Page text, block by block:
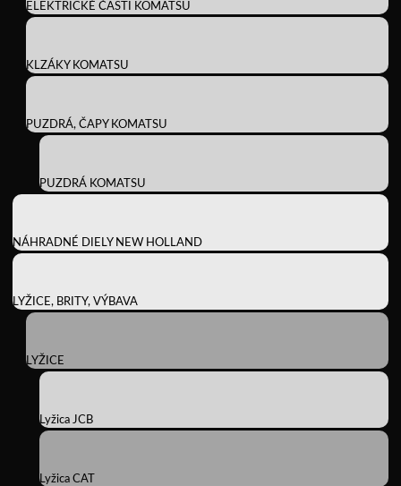
ELEKTRICKÉ ČASTI KOMATSU
KLZÁKY KOMATSU
PUZDRÁ, ČAPY KOMATSU
PUZDRÁ KOMATSU
NÁHRADNÉ DIELY NEW HOLLAND
LYŽICE, BRITY, VÝBAVA
LYŽICE
Lyžica JCB
Lyžica CAT